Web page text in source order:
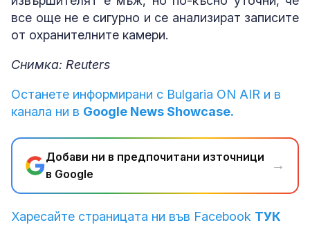
все още не е сигурно и се анализират записите
от охранителните камери.
Снимка: Reuters
Останете информирани с Bulgaria ON AIR и в
канала ни в Google News Showcase.
Добави ни в предпочитани източници
в Google
→
Харесайте страницата ни във Facebook ТУК